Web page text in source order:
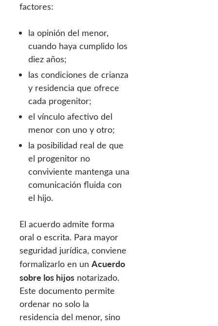
factores:
la opinión del menor,
cuando haya cumplido los
diez años;
las condiciones de crianza
y residencia que ofrece
cada progenitor;
el vínculo afectivo del
menor con uno y otro;
la posibilidad real de que
el progenitor no
conviviente mantenga una
comunicación fluida con
el hijo.
El acuerdo admite forma
oral o escrita. Para mayor
seguridad jurídica, conviene
formalizarlo en un Acuerdo
sobre los hijos notarizado.
Este documento permite
ordenar no solo la
residencia del menor, sino